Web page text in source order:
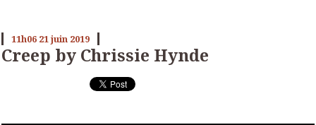
11h06 21juin 2019
Creep by Chrissie Hynde